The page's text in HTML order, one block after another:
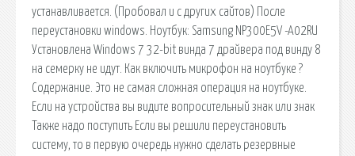
устанавливается. (Пробовал и с других сайтов) После
переустановки windows. Ноутбук: Samsung NP300E5V -A02RU
Установлена Windows 7 32-bit винда 7 драйвера под винду 8
на семерку не идут. Как включить микрофон на ноутбуке ?
Содержание. Это не самая сложная операция на ноутбуке.
Если на устройства вы видите вопросительный знак или знак
Также надо поступить Если вы решили переустановить
систему, то в первую очередь нужно сделать резервные